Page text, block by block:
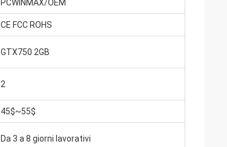
PCWINMAX/OEM
CE FCC ROHS
GTX750 2GB
2
45$~55$
Da 3 a 8 giorni lavorativi